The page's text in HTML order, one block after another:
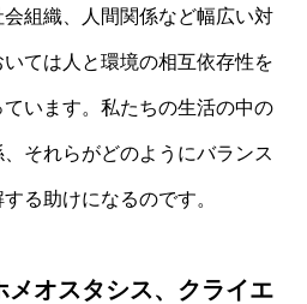
組織、人間関係など幅広い対
ては人と環境の相互依存性を
います。私たちの生活の中の
それらがどのようにバランス
る助けになるのです。
メオスタシス、クライエ